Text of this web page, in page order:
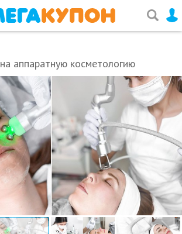
на аппаратную косметологию